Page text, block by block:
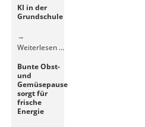
KI in der
Grundschule
Weiterlesen …KI
Bunte Obst-
und
Gemüsepause
sorgt für
frische
Energie